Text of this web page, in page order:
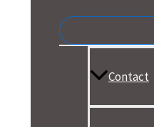
Contact